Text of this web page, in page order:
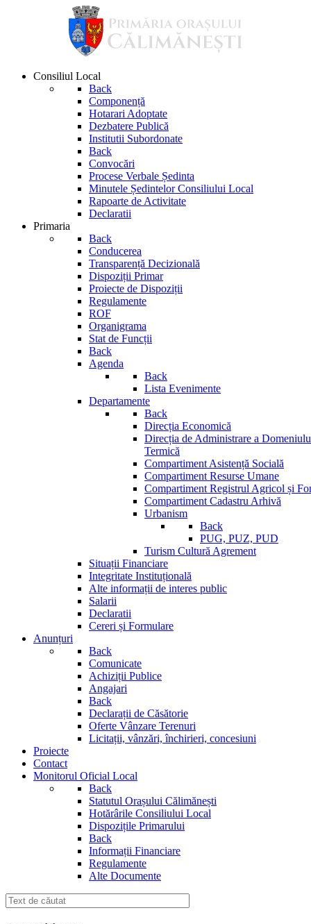
Consiliul Local
Back
Componență
Hotarari Adoptate
Dezbatere Publică
Institutii Subordonate
Back
Convocări
Procese Verbale Ședinta
Minutele Ședintelor Consiliului Local
Rapoarte de Activitate
Declaratii
Primaria
Back
Conducerea
Transparență Decizională
Dispoziții Primar
Proiecte de Dispoziții
Regulamente
ROF
Organigrama
Stat de Funcții
Back
Agenda
Back
Lista Evenimente
Departamente
Back
Direcția Economică
Direcția de Administrare a
Termică
Compartiment Asistență Socială
Compartiment Resurse Umane
Compartiment Registrul Agricol și
Compartiment Cadastru Arhivă
Urbanism
Back
PUG, PUZ, PUD
Turism Cultură Agrement
Situații Financiare
Integritate Instituțională
Alte informații de interes public
Salarii
Declaratii
Cereri și Formulare
Anunțuri
Back
Comunicate
Achiziții Publice
Angajari
Back
Declarații de Căsătorie
Oferte Vânzare Terenuri
Licitații, vânzări, închirieri, concesiuni
Proiecte
Contact
Monitorul Oficial Local
Back
Statutul Orașului Călimănești
Hotărârile Consiliului Local
Dispozițile Primarului
Back
Informații Financiare
Regulamente
Alte Documente